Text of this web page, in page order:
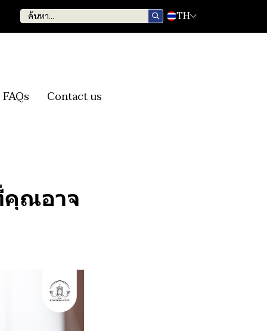
TH
FAQs Contact us
คุณอาจ